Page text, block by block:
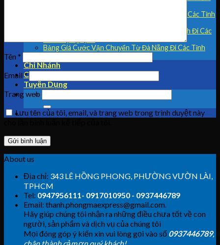
Bảng Giá Cước Vận Chuyển Từ Tây Nguyên Đi Các Tỉnh
Bảng Giá Cước Vận Chuyển Từ TP Hồ Chí Minh Đi Các
Bảng Giá Cước Vận Chuyển Từ Đà Nẵng Đi Các Tỉnh
Chi Nhánh
Cam Kết
Tuyển Dụng
Tên*
Email*
Trang web
Lưu tên của tôi, email, và trang web trong trình duyệt này
About us
Địa chỉ: 343 LÊ HỒNG PHONG, PHƯỜNG VƯỜN LÀI,
TPHCM
Tel: 0947956111- 0917010950 - 0937446789
Email: thanh.phongmaexpress@gmail.com.
Hãy giúp chúng tôi nhận ra những điều chưa tốt về con
người, sản phẩm và dịch vụ của chúng tôi
Mọi đóng góp ý kiến xin vui lòng gọi vào số 0937446789,